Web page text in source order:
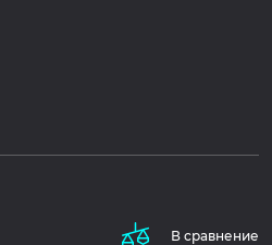
В сравнение